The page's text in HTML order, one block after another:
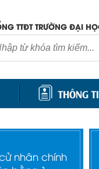
TTĐT TRƯỜNG ĐẠI
THÔNG
nhân chính